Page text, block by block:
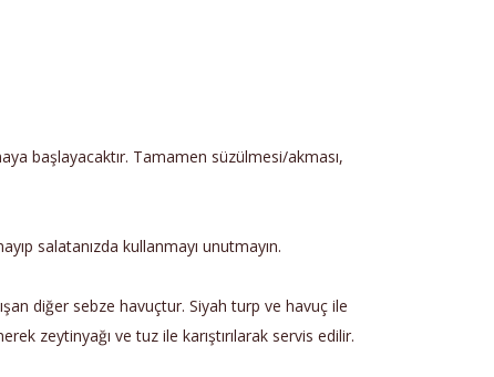
başlayacaktır. Tamamen süzülmesi/akması,
salatanızda kullanmayı unutmayın.
diğer sebze havuçtur. Siyah turp ve havuç ile
zeytinyağı ve tuz ile karıştırılarak servis edilir.